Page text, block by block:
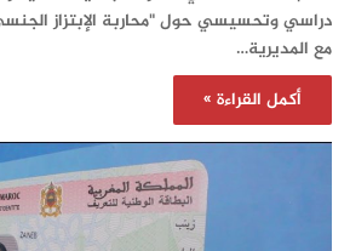
دراسي وتحسيسي حول "محاربة الإبتزاز
مع المديرية…
أكمل القراءة »